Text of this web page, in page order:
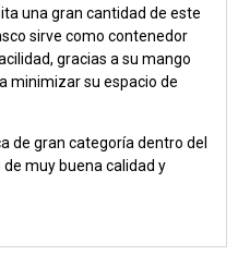
una gran cantidad de este
sirve como contenedor
gracias a su mango
minimizar su espacio de
de gran categoría dentro del
muy buena calidad y